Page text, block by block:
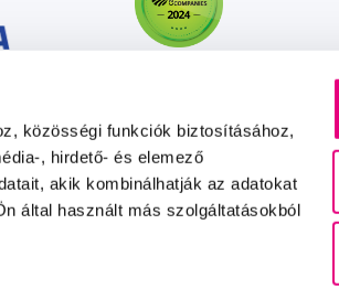
közösségi funkciók biztosításához,
, hirdető- és elemező
akik kombinálhatják az adatokat
által használt más szolgáltatásokból